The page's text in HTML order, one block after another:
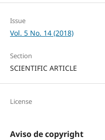
Issue
Vol. 5 No. 14 (2018)
Section
SCIENTIFIC ARTICLE
License
Aviso de copyright